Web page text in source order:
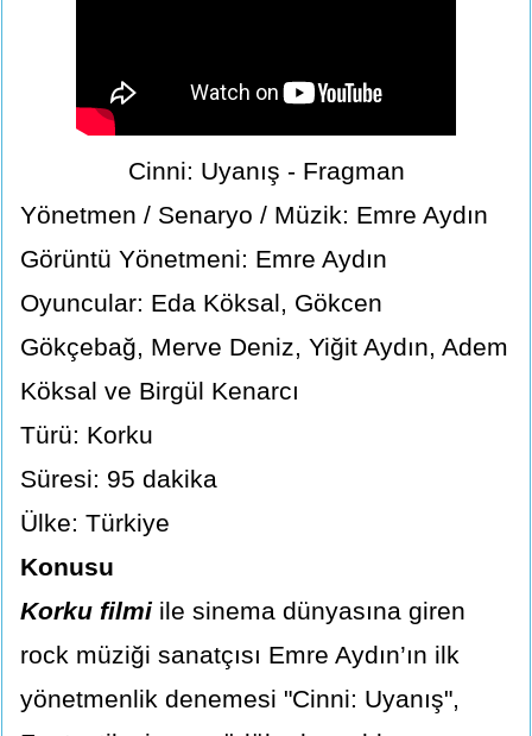
Cinni: Uyanış - Fragman
Yönetmen / Senaryo / Müzik: Emre Aydın
Görüntü Yönetmeni: Emre Aydın
Oyuncular: Eda Köksal, Gökcen
Gökçebağ, Merve Deniz, Yiğit Aydın, Adem
Köksal ve Birgül Kenarcı
Türü: Korku
Süresi: 95 dakika
Ülke: Türkiye
Konusu
Korku filmi ile sinema dünyasına giren
rock müziği sanatçısı Emre Aydın’ın ilk
yönetmenlik denemesi "Cinni: Uyanış",